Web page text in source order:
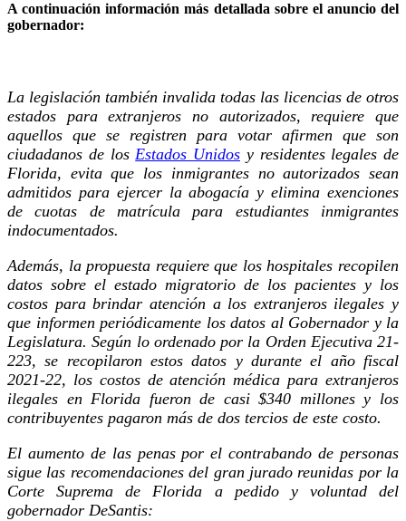
A continuación información más detallada sobre el anuncio del
gobernador:
La legislación también invalida todas las licencias de otros
estados para extranjeros no autorizados, requiere que
aquellos que se registren para votar afirmen que son
ciudadanos de losEstados Unidos y residentes legales de
Florida, evita que los inmigrantes no autorizados sean
admitidos para ejercer la abogacía y elimina exenciones
de cuotas de matrícula para estudiantes inmigrantes
indocumentados.
Además, la propuesta requiere que los hospitales recopilen
datos sobre el estado migratorio de los pacientes y los
costos para brindar atención a los extranjeros ilegales y
que informen periódicamente los datos al Gobernador y la
Legislatura. Según lo ordenado por la Orden Ejecutiva 21-
223, se recopilaron estos datos y durante el año fiscal
2021-22, los costos de atención médica para extranjeros
ilegales en Florida fueron de casi $340 millones y los
contribuyentes pagaron más de dos tercios de este costo.
El aumento de las penas por el contrabando de personas
sigue las recomendaciones del gran jurado reunidas por la
Corte Suprema de Florida a pedido y voluntad del
gobernador DeSantis: